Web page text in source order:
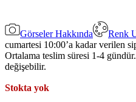
Görseler Hakkında Renk
cumartesi 10:00’a kadar verilen
Ortalama teslim süresi 1-4
değişebilir.
Stokta yok